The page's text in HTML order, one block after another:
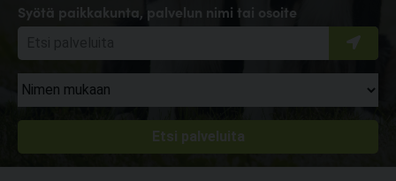
Syötä paikkakunta, palvelun nimi tai osoite